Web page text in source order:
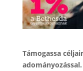
Támogassa